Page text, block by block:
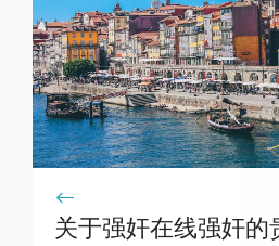
关于强奸在线强奸的